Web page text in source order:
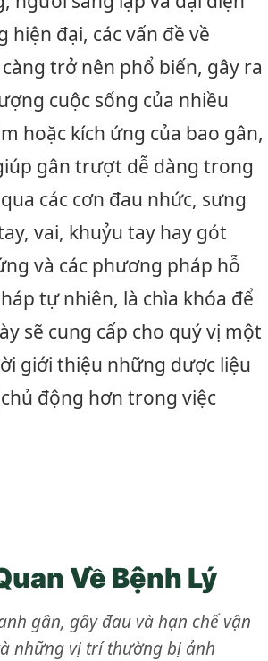
hiện đại, các vấn đề về
trở nên phổ biến, gây ra
cuộc sống của nhiều
hoặc kích ứng của bao gân,
gân trượt dễ dàng trong
các cơn đau nhức, sưng
vai, khuỷu tay hay gót
và các phương pháp hỗ
tự nhiên, là chìa khóa để
sẽ cung cấp cho quý vị một
giới thiệu những dược liệu
động hơn trong việc
Về Bệnh Lý
gân, gây đau và hạn chế vận
những vị trí thường bị ảnh